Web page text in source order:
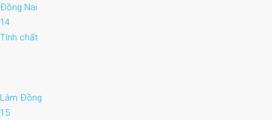
Đồng Nai
14
Tính chất
Lâm Đồng
15